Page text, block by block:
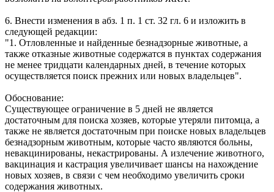
6. Внести изменения в абз. 1 п. 1 ст. 32 гл. 6 и изложить в
следующей редакции:
"1. Отловленные и найденные безнадзорные животные, а
также отказные животные содержатся в пунктах содержания
не менее тридцати календарных дней, в течение которых
осуществляется поиск прежних или новых владельцев".
Обоснование:
Существующее ограничение в 5 дней не является
достаточным для поиска хозяев, которые утеряли питомца, а
также не является достаточным при поиске новых владельцев
безнадзорным животным, которые часто являются больны,
невакцинированы, некастрированы. А излечение животного,
вакцинация и кастрация увеличивает шансы на нахождение
новых хозяев, в связи с чем необходимо увеличить сроки
содержания животных.